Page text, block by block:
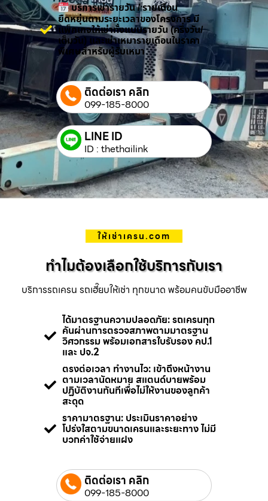
บริการเช่ารายวัน / รายเดือน
ยืดหยุ่นตามระยะเวลาของโครงการ มี
แพ็กเกจให้เช่าทั้งแบบรายวัน (ครึ่งวัน/
เต็มวัน) และเช่าเหมารายเดือนในราคา
พิเศษสำหรับผู้รับเหมา
ติดต่อเรา คลิก
099-185-8000
LINE ID
ID : thethailink
ให้เช่าเครน.com
ทำไมต้องเลือกใช้บริการกับเรา
บริการรถเครน รถเฮี๊ยบให้เช่า ทุกขนาด พร้อมคนขับมืออาชีพ
ได้มาตรฐานความปลอดภัย: รถเครนทุก
คันผ่านการตรวจสภาพตามมาตรฐาน
วิศวกรรม พร้อมเอกสารใบรับรอง คป.1
และ ปจ.2
ตรงต่อเวลา ทำงานไว: เข้าถึงหน้างาน
ตามเวลานัดหมาย สแตนด์บายพร้อม
ปฏิบัติงานทันทีเพื่อไม่ให้งานของลูกค้า
สะดุด
ราคามาตรฐาน: ประเมินราคาอย่าง
โปร่งใสตามขนาดเครนและระยะทาง ไม่มี
บวกค่าใช้จ่ายแฝง
ติดต่อเรา คลิก
099-185-8000